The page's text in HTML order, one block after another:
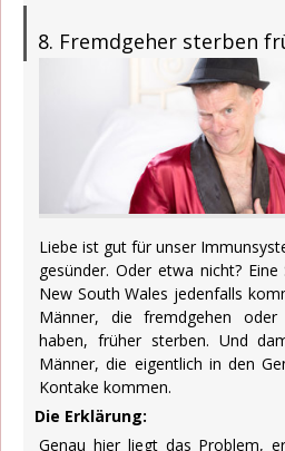
8. Fremdgeher sterben
Liebe ist gut für unser
gesünder. Oder etwa nicht?
New South Wales jedenfalls
Männer, die fremdgehen
haben, früher sterben. Und
Männer, die eigentlich in den
Kontake kommen.
Die Erklärung:
Genau hier liegt das Problem,